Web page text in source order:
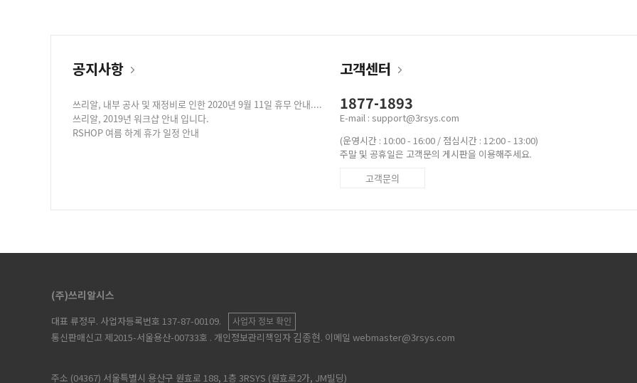
공지사항
쓰리알, 내부 공사 및 재정비로 인한 2020년 9월 11일 휴무 안내....
쓰리알, 2019년 워크샵 안내 입니다.
RSHOP 여름 하계 휴가 일정 안내
고객센터
1877-1893
E-mail : support@3rsys.com
(운영시간 : 10:00 - 16:00 / 점심시간 : 12:00 - 13:00)
주말 및 공휴일은 고객문의 게시판을 이용해주세요.
고객문의
(주)쓰리알시스
대표 류정무. 사업자등록번호 137-87-00109. 사업자 정보 확인
통신판매신고 제2015-서울용산-00733호 . 개인정보관리책임자 김종현. 이메일 webmaster@3rsys.com
주소 (04367) 서울특별시 용산구 원효로 188, 1층 3RSYS (원효로2가, JM빌딩)